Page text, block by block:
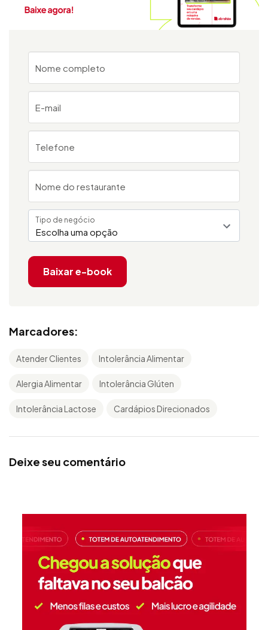
Nome completo
E-mail
Telefone
Nome do restaurante
Escolha uma opção
Tipo de negócio
Baixar e-book
Marcadores:
Atender Clientes Intolerância Alimentar
Alergia Alimentar Intolerância Glúten
Intolerância Lactose Cardápios Direcionados
Deixe seu comentário